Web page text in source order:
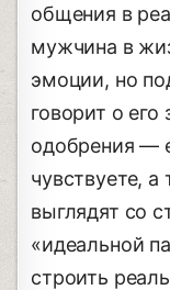
общения в
мужчина в
эмоции, но
говорит о
одобрения —
чувствуете,
выглядят со
«идеальной
строить